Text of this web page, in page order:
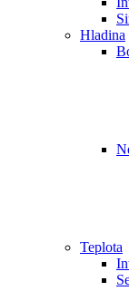
Hladina
Teplota